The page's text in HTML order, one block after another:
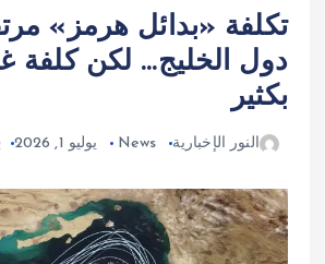
تكلفة «بدائل هرمز»
دول الخليج… لكن كلفة
بكثير
النور الإخبارية News يوليو 1, 2026